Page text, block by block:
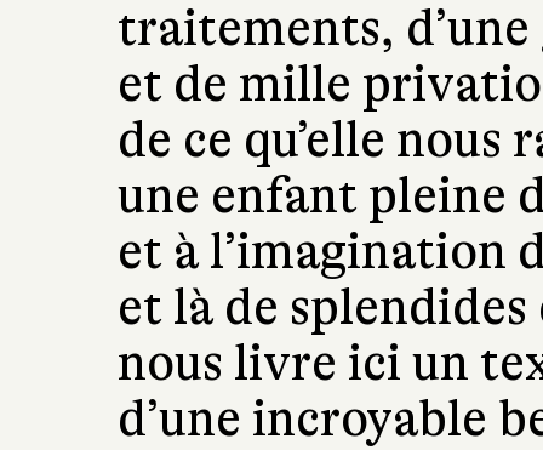
traitements,
et de mille
de ce qu’elle nous
une enfant pleine
et à l’imagination
et là de splendides
nous livre ici un
d’une incroyable